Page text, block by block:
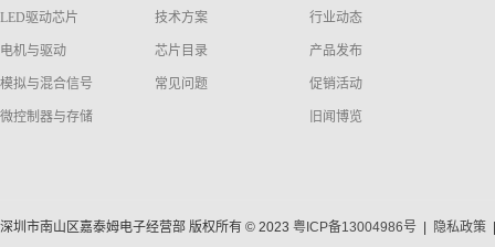
LED驱动芯片
电机与驱动
模拟与混合信号
微控制器与存储
技术方案
芯片目录
常见问题
行业动态
产品发布
促销活动
旧闻博览
深圳市南山区嘉泰姆电子经营部 版权所有 © 2023 粤ICP备13004986号 隐私政策